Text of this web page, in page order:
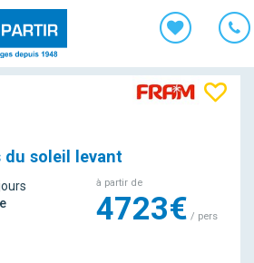
soleil levant
à partir de
4723€ / pers